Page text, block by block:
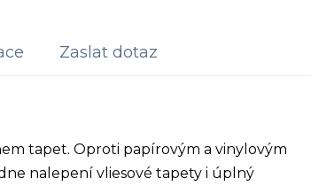
Zaslat dotaz
tapet. Oproti papírovým a vinylovým
nalepení vliesové tapety i úplný